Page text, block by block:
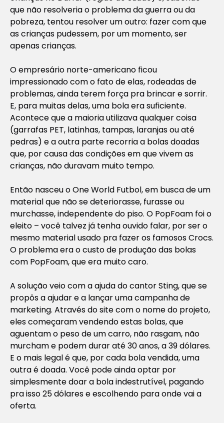
que não resolveria o problema da guerra ou da
pobreza, tentou resolver um outro: fazer com que
as crianças pudessem, por um momento, ser
apenas crianças.
O empresário norte-americano ficou
impressionado com o fato de elas, rodeadas de
problemas, ainda terem força pra brincar e sorrir.
E, para muitas delas, uma bola era suficiente.
Acontece que a maioria utilizava qualquer coisa
(garrafas PET, latinhas, tampas, laranjas ou até
pedras) e a outra parte recorria a bolas doadas
que, por causa das condições em que vivem as
crianças, não duravam muito tempo.
Então nasceu o One World Futbol, em busca de um
material que não se deteriorasse, furasse ou
murchasse, independente do piso. O PopFoam foi o
eleito – você talvez já tenha ouvido falar, por ser o
mesmo material usado pra fazer os famosos Crocs.
O problema era o custo de produção das bolas
com PopFoam, que era muito caro.
A solução veio com a ajuda do cantor Sting, que se
propôs a ajudar e a lançar uma campanha de
marketing. Através do site com o nome do projeto,
eles começaram vendendo estas bolas, que
aguentam o peso de um carro, não rasgam, não
murcham e podem durar até 30 anos, a 39 dólares.
E o mais legal é que, por cada bola vendida, uma
outra é doada. Você pode ainda optar por
simplesmente doar a bola indestrutível, pagando
pra isso 25 dólares e escolhendo para onde vai a
oferta.